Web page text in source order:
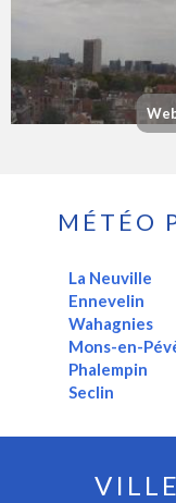
MÉTÉO
La Neuville
Ennevelin
Wahagnies
Mons-en-
Phalempin
Seclin